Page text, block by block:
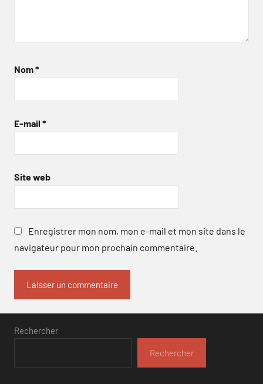
Nom*
E-mail *
Site web
Enregistrer mon nom, mon e-mail et mon site dans le
navigateur pour mon prochain commentaire.
Rechercher
Rechercher